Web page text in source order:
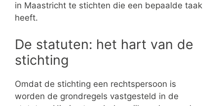
in Maastricht te stichten die een bepaalde taak
heeft.
De statuten: het hart van de
stichting
Omdat de stichting een rechtspersoon is
worden de grondregels vastgesteld in de